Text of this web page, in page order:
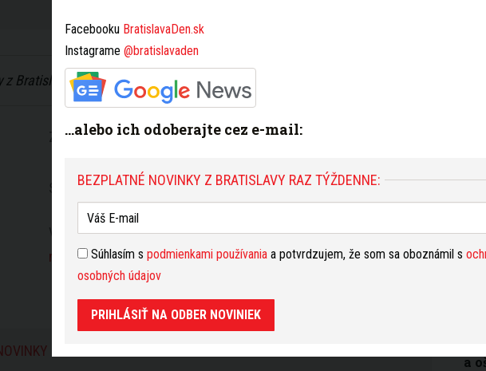
z Bratislavy naFacebooku Instagrame
ZDIEĽAŤ
SLEDUJTE NÁS NA
VIAC K TÉME hasiči
Hasičský a záchranný útvar hlavného
mesta Bratislavy
požiar Bratislava
Z BRATISLAVY RAZ TÝŽDENNE:
a
a
Facebooku BratislavaDen.sk
Instagrame @bratislavaden
...alebo ich odoberajte cez e-mail:
BEZPLATNÉ NOVINKY Z BRATISLAVY RAZ TÝŽDENNE:
Súhlasím s podmienkami používania a potvrdzujem, že som sa oboznámil s
osobných údajov
PRIHLÁSIŤ NA ODBER NOVINIEK